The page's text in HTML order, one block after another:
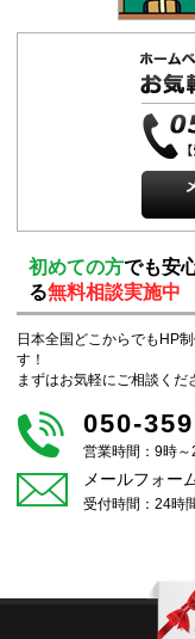
初めての方でも安
る無料相談実施中
日本全国どこからでもHP
す！
まずはお気軽にご相談くだ
050-
営業時間：9時～
メールフォー
受付時間：24時